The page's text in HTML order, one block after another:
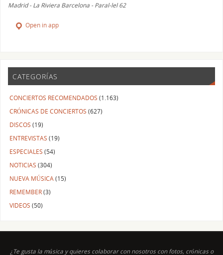
Madrid - La Riviera Barcelona - Paral-lel 62
Open in app
CATEGORÍAS
CONCIERTOS RECOMENDADOS (1.163)
CRÓNICAS DE CONCIERTOS (627)
DISCOS (19)
ENTREVISTAS (19)
ESPECIALES (54)
NOTICIAS (304)
NUEVA MÚSICA(15)
REMEMBER(3)
VIDEOS (50)
¿Te gusta la música y quieres colaborar con nosotros con fotos, crónicas o